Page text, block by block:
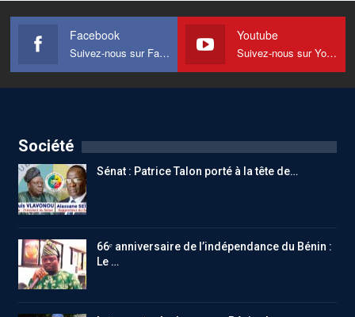
Facebook
Suivez-nous sur Facebook
Youtube
Suivez-nous sur Youtube
Société
Sénat : Patrice Talon porté à la tête de…
66ᵉ anniversaire de l’indépendance du Bénin :
Le …